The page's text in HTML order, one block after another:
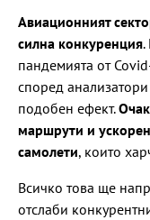
Авиационният
силна конкуренция
пандемията от
според
подобен ефект.
маршрути и
самолети, които
Всичко това ще
отслаби